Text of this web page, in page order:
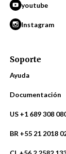
youtube
Instagram
Soporte
Ayuda
Documentación
US +1 689 308
BR +55 21 2018